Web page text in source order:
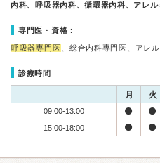
内科、呼吸器内科、循環器内科、アレル
専門医・資格：
呼吸器専門医 、総合内科専門医、アレ
診療時間
月 火
09:00-13:00
15:00-18:00